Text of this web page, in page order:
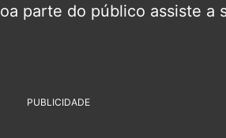
parte do público assiste a
PUBLICIDADE